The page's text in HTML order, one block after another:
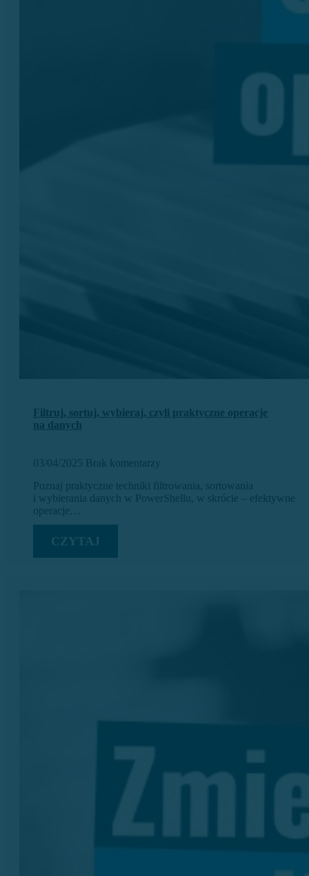
Filtruj, sortuj, wybieraj, czyli praktyczne operacje
na danych
03/04/2025 Brak komentarzy
Poznaj praktyczne techniki filtrowania, sortowania
i wybierania danych w PowerShellu, w skrócie – efektywne
operacje…
CZYTAJ